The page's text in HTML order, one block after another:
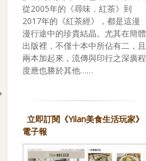
從2005年的《尋味．紅茶》到
2017年的《紅茶經》，都是這漫
漫行途中的珍貴結晶。尤其在簡體
出版裡，不僅十本中所佔有二，且
兩本加起來，流傳與印行之深廣程
度應也勝於其他……
立即訂閱《Yilan美食生活玩家》
電子報